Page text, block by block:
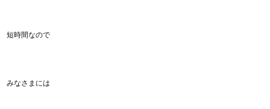
短時間なので
みなさまには